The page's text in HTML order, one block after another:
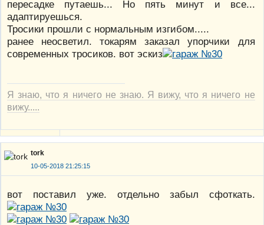
пересадке путаешь... Но пять минут и все...
адаптируешься.
Тросики прошли с нормальным изгибом.....
ранее неосветил. токарям заказал упорчики для
современных тросиков. вот эскиз
Я знаю, что я ничего не знаю. Я вижу, что я ничего не
вижу.....
tork
10-05-2018 21:25:15
вот поставил уже. отдельно забыл сфоткать.